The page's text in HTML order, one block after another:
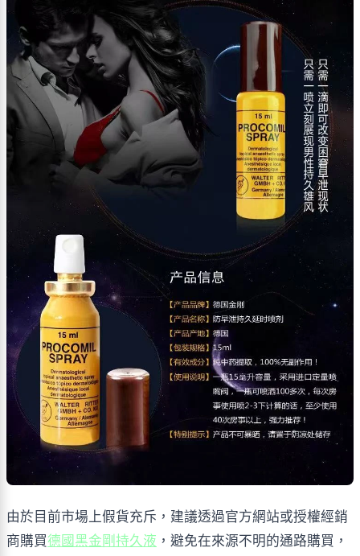
由於目前市場上假貨充斥，建議透過官方網站或授權經銷
商購買德國黑金剛持久液 ，避免在來源不明的通路購買，